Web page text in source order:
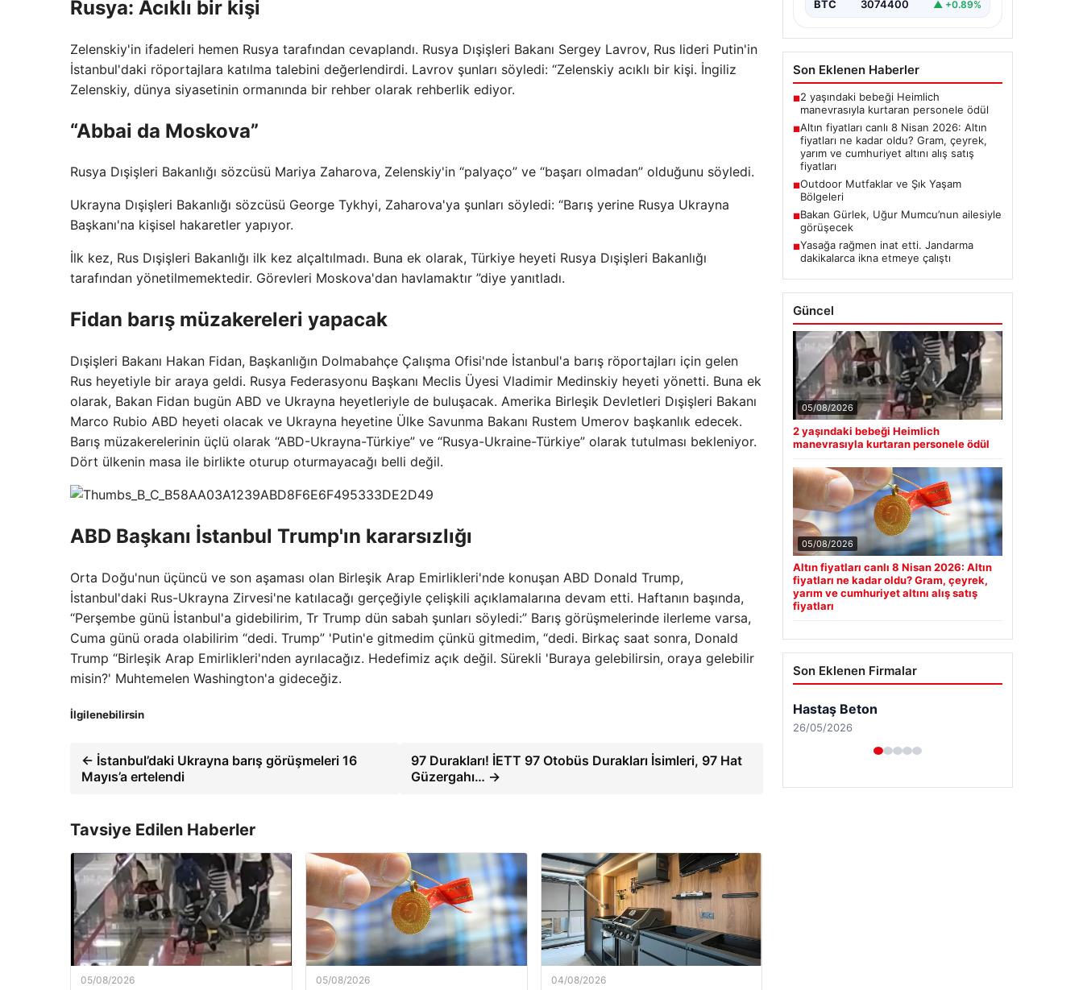
Rusya: Acıklı bir kişi
Zelenskiy'in ifadeleri hemen Rusya tarafından cevaplandı. Rusya Dışişleri Bakanı Sergey Lavrov, Rus lideri Putin'in
İstanbul'daki röportajlara katılma talebini değerlendirdi. Lavrov şunları söyledi: “Zelenskiy acıklı bir kişi. İngiliz
Zelenskiy, dünya siyasetinin ormanında bir rehber olarak rehberlik ediyor.
“Abbai da Moskova”
Rusya Dışişleri Bakanlığı sözcüsü Mariya Zaharova, Zelenskiy'in “palyaço” ve “başarı olmadan” olduğunu söyledi.
Ukrayna Dışişleri Bakanlığı sözcüsü George Tykhyi, Zaharova'ya şunları söyledi: “Barış yerine Rusya Ukrayna
Başkanı'na kişisel hakaretler yapıyor.
İlk kez, Rus Dışişleri Bakanlığı ilk kez alçaltılmadı. Buna ek olarak, Türkiye heyeti Rusya Dışişleri Bakanlığı
tarafından yönetilmemektedir. Görevleri Moskova'dan havlamaktır ”diye yanıtladı.
Fidan barış müzakereleri yapacak
Dışişleri Bakanı Hakan Fidan, Başkanlığın Dolmabahçe Çalışma Ofisi'nde İstanbul'a barış röportajları için gelen
Rus heyetiyle bir araya geldi. Rusya Federasyonu Başkanı Meclis Üyesi Vladimir Medinskiy heyeti yönetti. Buna ek
olarak, Bakan Fidan bugün ABD ve Ukrayna heyetleriyle de buluşacak. Amerika Birleşik Devletleri Dışişleri Bakanı
Marco Rubio ABD heyeti olacak ve Ukrayna heyetine Ülke Savunma Bakanı Rustem Umerov başkanlık edecek.
Barış müzakerelerinin üçlü olarak “ABD-Ukrayna-Türkiye” ve “Rusya-Ukraine-Türkiye” olarak tutulması bekleniyor.
Dört ülkenin masa ile birlikte oturup oturmayacağı belli değil.
ABD Başkanı İstanbul Trump'ın kararsızlığı
Orta Doğu'nun üçüncü ve son aşaması olan Birleşik Arap Emirlikleri'nde konuşan ABD Donald Trump,
İstanbul'daki Rus-Ukrayna Zirvesi'ne katılacağı gerçeğiyle çelişkili açıklamalarına devam etti. Haftanın başında,
“Perşembe günü İstanbul'a gidebilirim, Tr Trump dün sabah şunları söyledi:” Barış görüşmelerinde ilerleme varsa,
Cuma günü orada olabilirim “dedi. Trump” 'Putin'e gitmedim çünkü gitmedim, “dedi. Birkaç saat sonra, Donald
Trump “Birleşik Arap Emirlikleri'nden ayrılacağız. Hedefimiz açık değil. Sürekli 'Buraya gelebilirsin, oraya gelebilir
misin?' Muhtemelen Washington'a gideceğiz.
İlgilenebilirsin
← İstanbul’daki Ukrayna barış görüşmeleri 16
Mayıs’a ertelendi
97 Durakları! İETT 97 Otobüs Durakları İsimleri, 97 Hat
Güzergahı… →
Tavsiye Edilen Haberler
05/08/2026 05/08/2026 04/08/2026
BTC 3074400 ▲ +0.89%
Son Eklenen Haberler
■2 yaşındaki bebeği Heimlich
manevrasıyla kurtaran personele ödül
■Altın fiyatları canlı 8 Nisan 2026: Altın
fiyatları ne kadar oldu? Gram, çeyrek,
yarım ve cumhuriyet altını alış satış
fiyatları
■Outdoor Mutfaklar ve Şık Yaşam
Bölgeleri
■Bakan Gürlek, Uğur Mumcu’nun ailesiyle
görüşecek
■Yasağa rağmen inat etti. Jandarma
dakikalarca ikna etmeye çalıştı
Güncel
05/08/2026
2 yaşındaki bebeği Heimlich
manevrasıyla kurtaran personele ödül
05/08/2026
Altın fiyatları canlı 8 Nisan 2026: Altın
fiyatları ne kadar oldu? Gram, çeyrek,
yarım ve cumhuriyet altını alış satış
fiyatları
Son Eklenen Firmalar